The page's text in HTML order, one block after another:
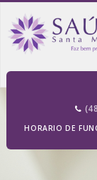
HORARIO DE